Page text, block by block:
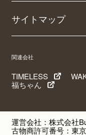
サイトマップ
関連会社
TIMELESS
福ちゃん
運営会社：株式会社
古物商許可番号：東